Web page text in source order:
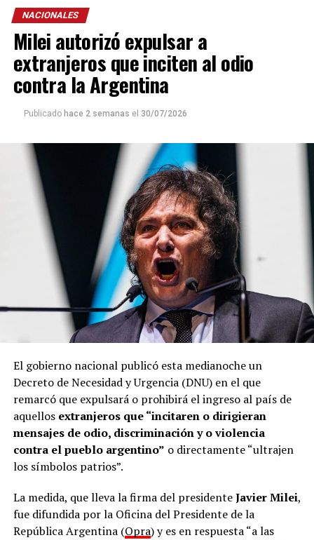
NACIONALES
Milei autorizó expulsar a
extranjeros que inciten al odio
contra la Argentina
Publicado hace 2 semanas el 30/07/2026
El gobierno nacional publicó esta medianoche un
Decreto de Necesidad y Urgencia (DNU) en el que
remarcó que expulsará o prohibirá el ingreso al país de
aquellos extranjeros que “incitaren o dirigieran
mensajes de odio, discriminación y o violencia
contra el pueblo argentino” o directamente “ultrajen
los símbolos patrios”.
La medida, que lleva la firma del presidenteJavier Milei,
fue difundida por la Oficina del Presidente de la
República Argentina (Opra) y es en respuesta “a las